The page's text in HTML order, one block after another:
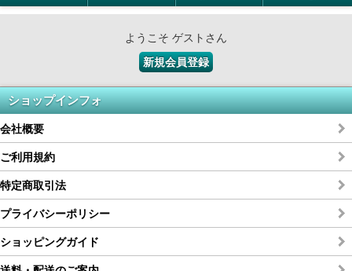
ようこそ ゲストさん
新規会員登録
ショップインフォ
会社概要
ご利用規約
特定商取引法
プライバシーポリシー
ショッピングガイド